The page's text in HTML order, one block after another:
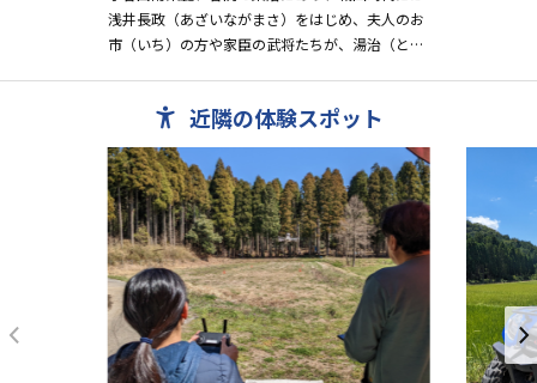
浅井長政（あざいながまさ）をはじめ、夫人のお
市（いち）の方や家臣の武将たちが、湯治（とう
近隣の体験スポット